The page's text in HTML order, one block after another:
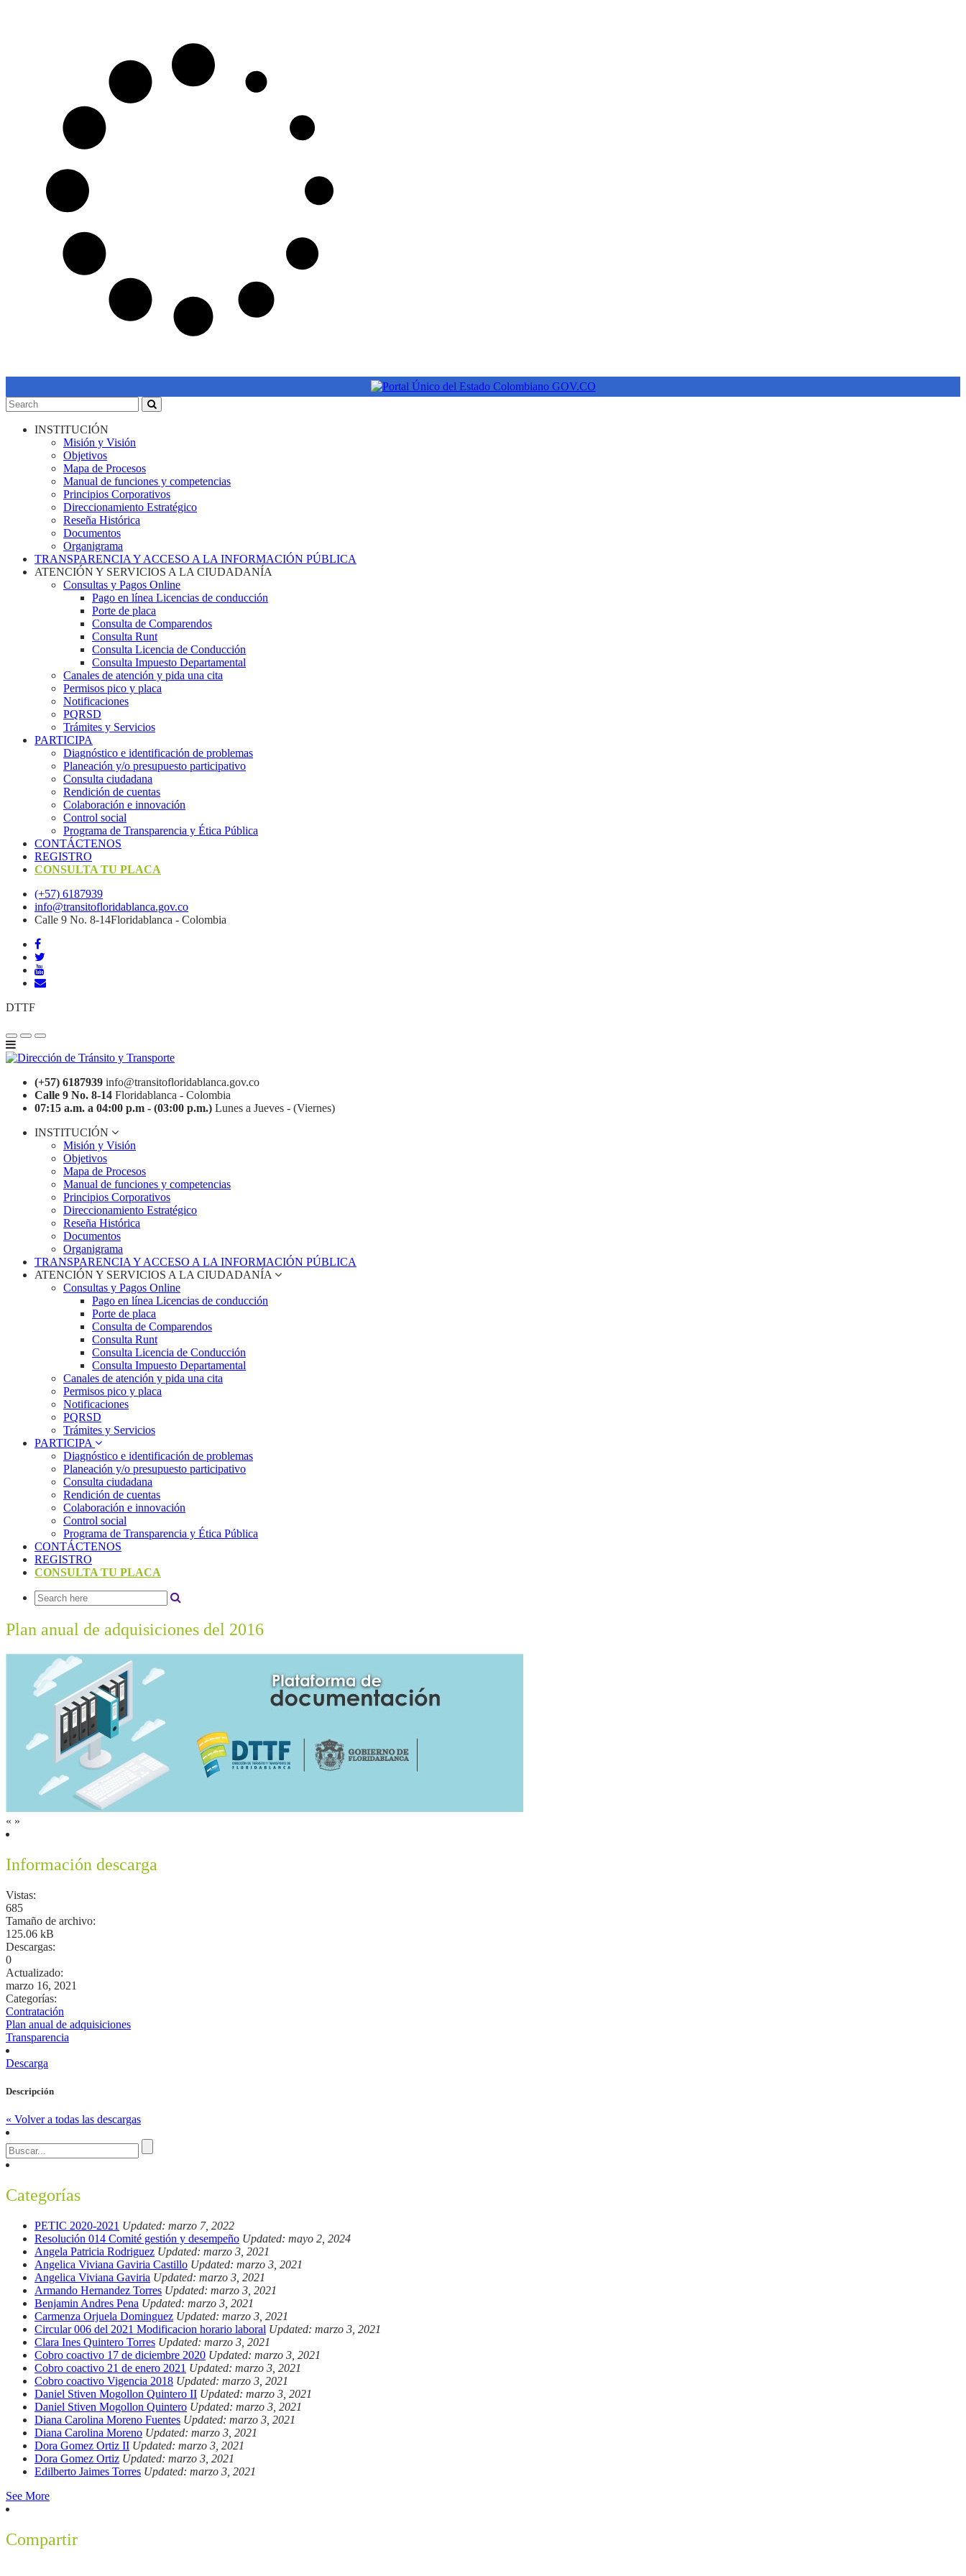
INSTITUCIÓN
Misión y Visión
Objetivos
Mapa de Procesos
Manual de funciones y competencias
Principios Corporativos
Direccionamiento Estratégico
Reseña Histórica
Documentos
Organigrama
TRANSPARENCIA Y ACCESO A LA INFORMACIÓN PÚBLICA
ATENCIÓN Y SERVICIOS A LA CIUDADANÍA
Consultas y Pagos Online
Pago en línea Licencias de conducción
Porte de placa
Consulta de Comparendos
Consulta Runt
Consulta Licencia de Conducción
Consulta Impuesto Departamental
Canales de atención y pida una cita
Permisos pico y placa
Notificaciones
PQRSD
Trámites y Servicios
PARTICIPA
Diagnóstico e identificación de problemas
Planeación y/o presupuesto participativo​
Consulta ciudadana
Rendición de cuentas
Colaboración e innovación
Control social
Programa de Transparencia y Ética Pública
CONTÁCTENOS
REGISTRO
CONSULTA TU PLACA
(+57) 6187939
info@transitofloridablanca.gov.co
Calle 9 No. 8-14Floridablanca - Colombia
DTTF
(+57) 6187939 info@transitofloridablanca.gov.co
Calle 9 No. 8-14 Floridablanca - Colombia
07:15 a.m. a 04:00 p.m - (03:00 p.m.) Lunes a Jueves - (Viernes)
INSTITUCIÓN
Misión y Visión
Objetivos
Mapa de Procesos
Manual de funciones y competencias
Principios Corporativos
Direccionamiento Estratégico
Reseña Histórica
Documentos
Organigrama
TRANSPARENCIA Y ACCESO A LA INFORMACIÓN PÚBLICA
ATENCIÓN Y SERVICIOS A LA CIUDADANÍA
Consultas y Pagos Online
Pago en línea Licencias de conducción
Porte de placa
Consulta de Comparendos
Consulta Runt
Consulta Licencia de Conducción
Consulta Impuesto Departamental
Canales de atención y pida una cita
Permisos pico y placa
Notificaciones
PQRSD
Trámites y Servicios
PARTICIPA
Diagnóstico e identificación de problemas
Planeación y/o presupuesto participativo​
Consulta ciudadana
Rendición de cuentas
Colaboración e innovación
Control social
Programa de Transparencia y Ética Pública
CONTÁCTENOS
REGISTRO
CONSULTA TU PLACA
Plan anual de adquisiciones del 2016
« »
Información descarga
Vistas:
685
Tamaño de archivo:
125.06 kB
Descargas:
0
Actualizado:
marzo 16, 2021
Categorías:
Contratación
Plan anual de adquisiciones
Transparencia
Descarga
Descripción
« Volver a todas las descargas
Categorías
PETIC 2020-2021 Updated: marzo 7, 2022
Resolución 014 Comité gestión y desempeño Updated: mayo 2, 2024
Angela Patricia Rodriguez Updated: marzo 3, 2021
Angelica Viviana Gaviria Castillo Updated: marzo 3, 2021
Angelica Viviana Gaviria Updated: marzo 3, 2021
Armando Hernandez Torres Updated: marzo 3, 2021
Benjamin Andres Pena Updated: marzo 3, 2021
Carmenza Orjuela Dominguez Updated: marzo 3, 2021
Circular 006 del 2021 Modificacion horario laboral Updated: marzo 3, 2021
Clara Ines Quintero Torres Updated: marzo 3, 2021
Cobro coactivo 17 de diciembre 2020 Updated: marzo 3, 2021
Cobro coactivo 21 de enero 2021 Updated: marzo 3, 2021
Cobro coactivo Vigencia 2018 Updated: marzo 3, 2021
Daniel Stiven Mogollon Quintero II Updated: marzo 3, 2021
Daniel Stiven Mogollon Quintero Updated: marzo 3, 2021
Diana Carolina Moreno Fuentes Updated: marzo 3, 2021
Diana Carolina Moreno Updated: marzo 3, 2021
Dora Gomez Ortiz II Updated: marzo 3, 2021
Dora Gomez Ortiz Updated: marzo 3, 2021
Edilberto Jaimes Torres Updated: marzo 3, 2021
See More
Compartir